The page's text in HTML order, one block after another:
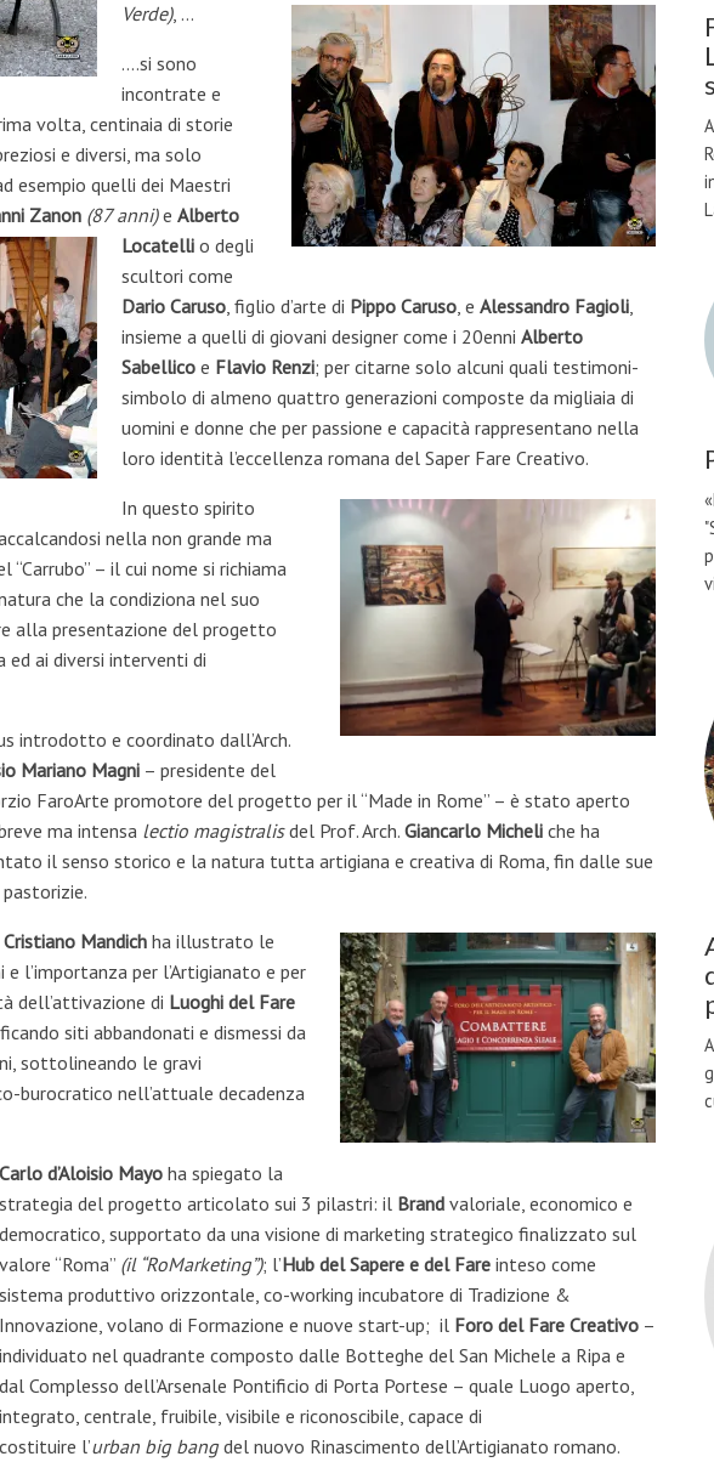
Verde), …
….si sono
incontrate e
volta, centinaia di storie
e diversi, ma solo
esempio quelli dei Maestri
Zanon (87 anni)e Alberto
Locatelli o degli
scultori come
Dario Caruso, figlio d’arte di Pippo Caruso, e Alessandro Fagioli,
insieme a quelli di giovani designer come i 20enni Alberto
Sabellico e Flavio Renzi; per citarne solo alcuni quali testimoni-
simbolo di almeno quattro generazioni composte da migliaia di
uomini e donne che per passione e capacità rappresentano nella
loro identità l’eccellenza romana del Saper Fare Creativo.
In questo spirito
nella non grande ma
– il cui nome si richiama
che la condiziona nel suo
alla presentazione del progetto
ai diversi interventi di
introdotto e coordinato dall’Arch.
Mariano Magni – presidente del
FaroArte promotore del progetto per il “Made in Rome” – è stato aperto
ma intensa lectio magistralisdel Prof. Arch. Giancarlo Micheli che ha
il senso storico e la natura tutta artigiana e creativa di Roma, fin dalle sue
Cristiano Mandich ha illustrato le
e l’importanza per l’Artigianato e per
dell’attivazione di Luoghi del Fare
siti abbandonati e dismessi da
sottolineando le gravi
burocratico nell’attuale decadenza
Carlo d’Aloisio Mayo ha spiegato la
strategia del progetto articolato sui 3 pilastri: il Brand valoriale, economico e
democratico, supportato da una visione di marketing strategico finalizzato sul
valore “Roma” (il “RoMarketing”); l’Hub del Sapere e del Fare inteso come
sistema produttivo orizzontale, co-working incubatore di Tradizione &
Innovazione, volano di Formazione e nuove start-up; il Foro del Fare Creativo –
individuato nel quadrante composto dalle Botteghe del San Michele a Ripa e
dal Complesso dell’Arsenale Pontificio di Porta Portese – quale Luogo aperto,
integrato, centrale, fruibile, visibile e riconoscibile, capace di
costituire l’urban big bangdel nuovo Rinascimento dell’Artigianato romano.